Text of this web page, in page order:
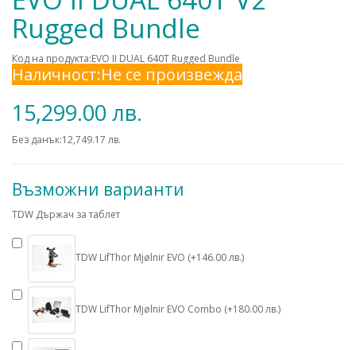
Rugged Bundle
Код на продукта:EVO II DUAL 640Т Rugged Bundle
Наличност:Не се произвежда
15,299.00 лв.
Без данък:12,749.17 лв.
Възможни варианти
TDW Държач за таблет
TDW LifThor Mjølnir EVO (+146.00 лв.)
TDW LifThor Mjølnir EVO Combo (+180.00 лв.)